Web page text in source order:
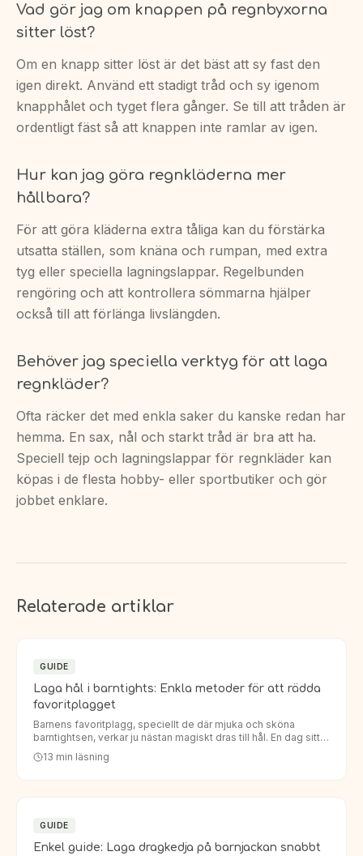
Vad gör jag om knappen på regnbyxorna
sitter löst?
Om en knapp sitter löst är det bäst att sy fast den
igen direkt. Använd ett stadigt tråd och sy igenom
knapphålet och tyget flera gånger. Se till att tråden är
ordentligt fäst så att knappen inte ramlar av igen.
Hur kan jag göra regnkläderna mer
hållbara?
För att göra kläderna extra tåliga kan du förstärka
utsatta ställen, som knäna och rumpan, med extra
tyg eller speciella lagningslappar. Regelbunden
rengöring och att kontrollera sömmarna hjälper
också till att förlänga livslängden.
Behöver jag speciella verktyg för att laga
regnkläder?
Ofta räcker det med enkla saker du kanske redan har
hemma. En sax, nål och starkt tråd är bra att ha.
Speciell tejp och lagningslappar för regnkläder kan
köpas i de flesta hobby- eller sportbutiker och gör
jobbet enklare.
Relaterade artiklar
GUIDE
Laga hål i barntights: Enkla metoder för att rädda
favoritplagget
Barnens favoritplagg, speciellt de där mjuka och sköna
barntightsen, verkar ju nästan magiskt dras till hål. En dag sitter
de perfekt, nästa dag har knäna eller rumpan fått ett oö…
13 min läsning
GUIDE
Enkel guide: Laga dragkedja på barnjackan snabbt